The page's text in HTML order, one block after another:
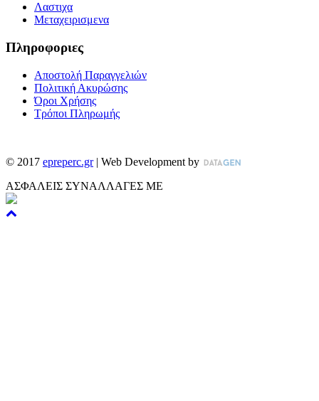
Λαστιχα
Μεταχειρισμενα
Πληροφοριες
Αποστολή Παραγγελιών
Πολιτική Ακυρώσης
Όροι Χρήσης
Τρόποι Πληρωμής
© 2017 epreperc.gr| Web Development by
ΑΣΦΑΛΕΙΣ ΣΥΝΑΛΛΑΓΕΣ ΜΕ